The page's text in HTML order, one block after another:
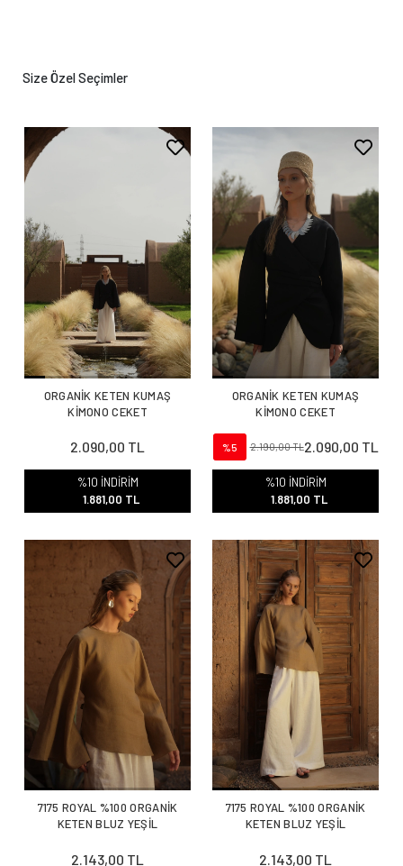
Size Özel Seçimler
ORGANİK KETEN KUMAŞ
KİMONO CEKET
2.090,00 TL
%10 İNDİRİM
1.881,00 TL
ORGANİK KETEN KUMAŞ
KİMONO CEKET
%5 2.190,00 TL2.090,00 TL
%10 İNDİRİM
1.881,00 TL
7175 ROYAL %100 ORGANİK
KETEN BLUZ YEŞİL
2.143,00 TL
7175 ROYAL %100 ORGANİK
KETEN BLUZ YEŞİL
2.143,00 TL